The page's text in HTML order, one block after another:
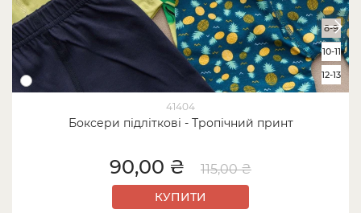
41404
Боксери підліткові - Тропічний принт
8-9
10-11
12-13
90,00 ₴ 115,00 ₴
КУПИТИ